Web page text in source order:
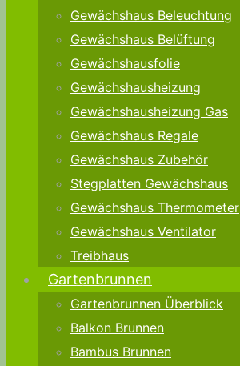
Gewächshaus Beleuchtung
Gewächshaus Belüftung
Gewächshausfolie
Gewächshausheizung
Gewächshausheizung Gas
Gewächshaus Regale
Gewächshaus Zubehör
Stegplatten Gewächshaus
Gewächshaus Thermometer
Gewächshaus Ventilator
Treibhaus
Gartenbrunnen
Gartenbrunnen Überblick
Balkon Brunnen
Bambus Brunnen